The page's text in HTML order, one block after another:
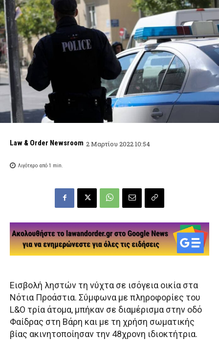
Law & Order Newsroom 2 Μαρτίου 2022 10:54
Λιγότερο από 1 min.
Εισβολή ληστών τη νύχτα σε ισόγεια οικία στα
Νότια Προάστια. Σύμφωνα με πληροφορίες του
L&O τρία άτομα, μπήκαν σε διαμέρισμα στην οδό
Φαίδρας στη Βάρη και με τη χρήση σωματικής
βίας ακινητοποίησαν την 48χρονη ιδιοκτήτρια.